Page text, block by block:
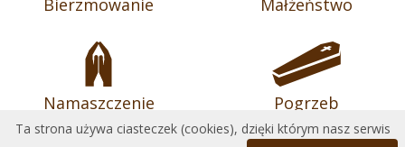
Namaszczenie Pogrzeb
Ta strona używa ciasteczek (cookies), dzięki którym nasz serwis